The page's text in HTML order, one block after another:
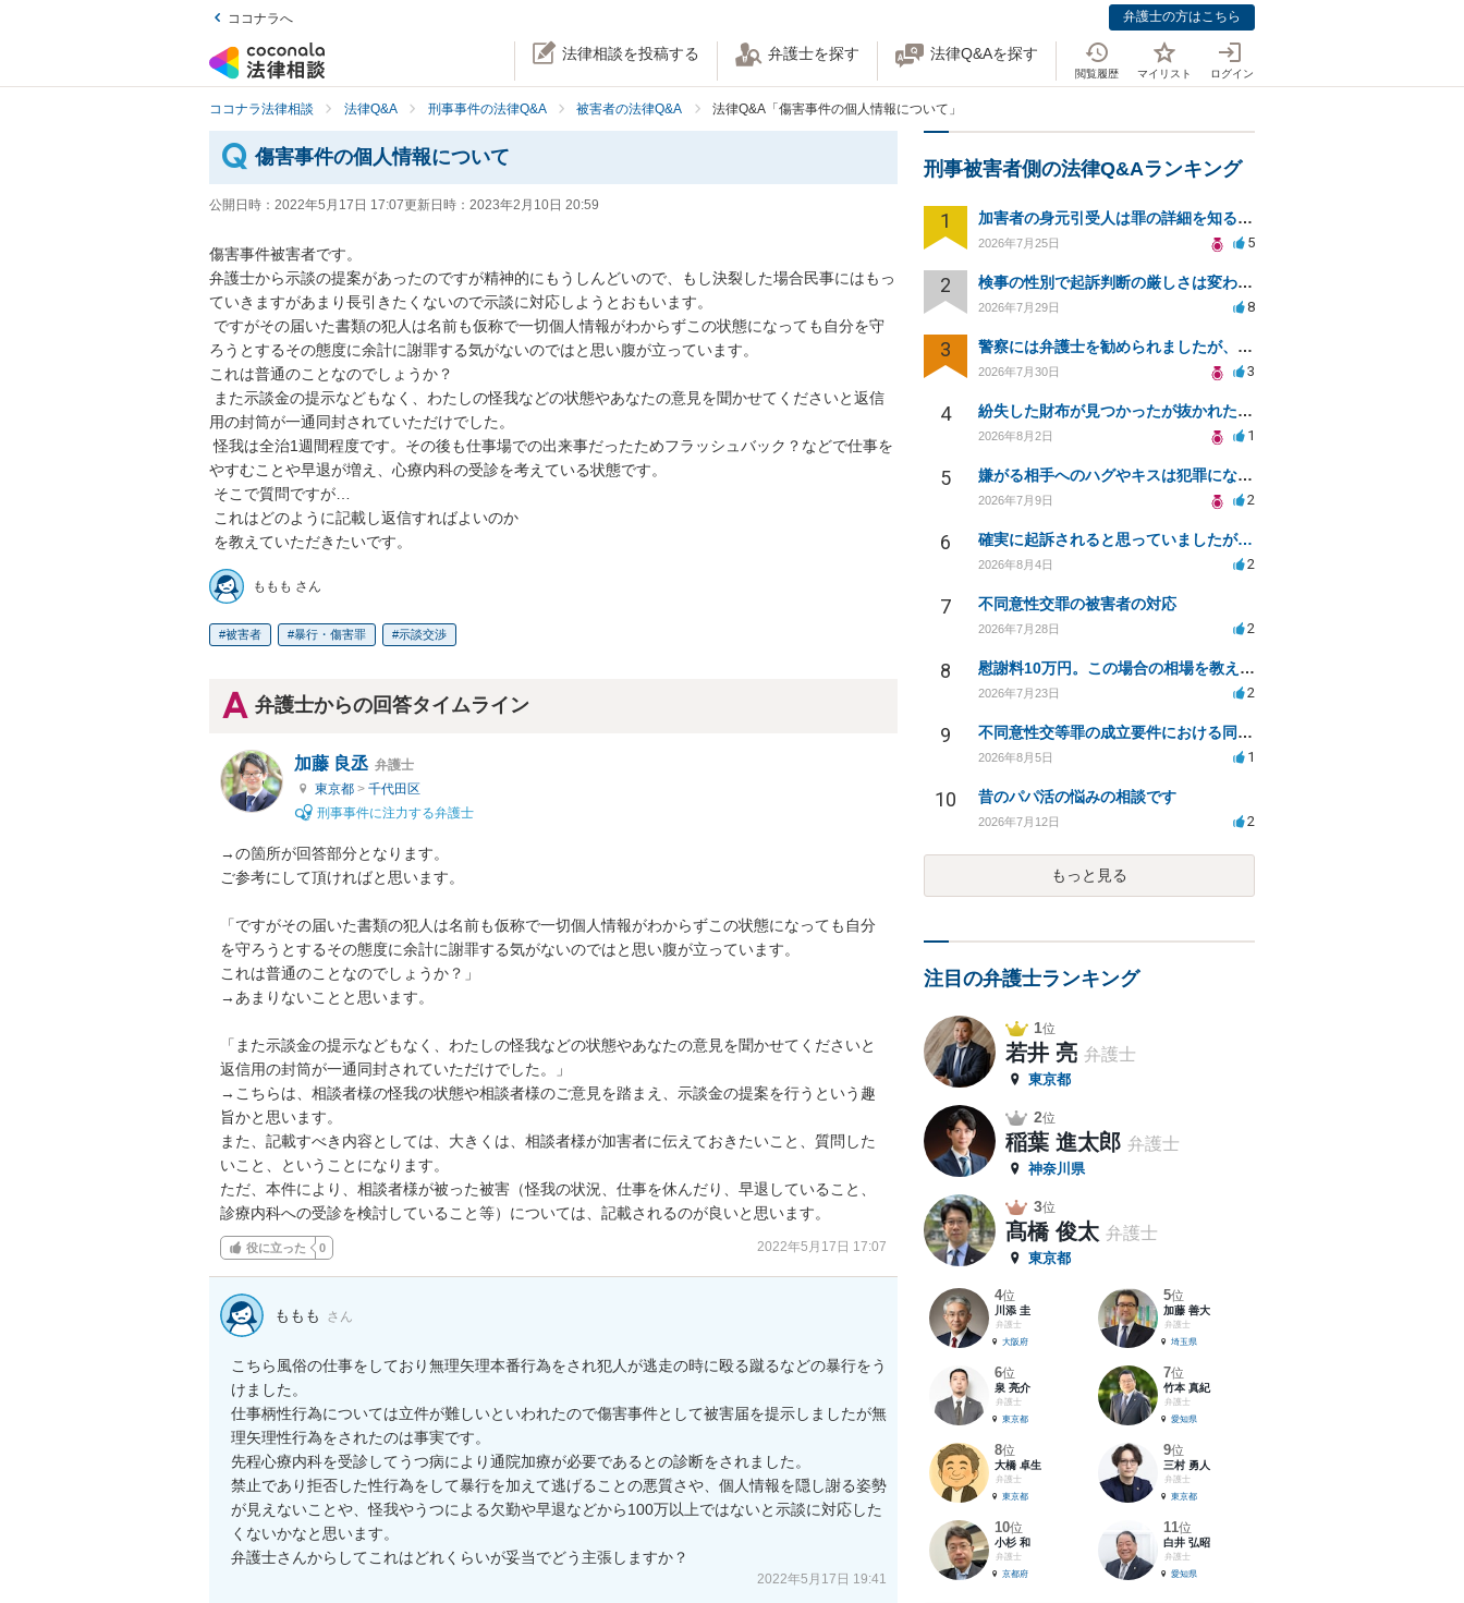
ココナラへ 弁護士の方はこちら
法律相談を投稿する 弁護士を探す 法律Q&Aを探す
閲覧履歴 マイリスト ログイン
ココナラ法律相談 法律Q&A 刑事事件の法律Q&A 被害者の法律Q&A 法律Q&A「傷害事件の個人情報について」
傷害事件の個人情報について
公開日時： 2022年5月17日 17:07更新日時： 2023年2月10日 20:59
傷害事件被害者です。
弁護士から示談の提案があったのですが精神的にもうしんどいので、もし決裂した場合民事にはもっ
ていきますがあまり長引きたくないので示談に対応しようとおもいます。
ろうとするその態度に余計に謝罪する気がないのではと思い腹が立っています。
これは普通のことなのでしょうか？
用の封筒が一通同封されていただけでした。
怪我は全治1週間程度です。その後も仕事場での出来事だったためフラッシュバック？などで仕事を
やすむことや早退が増え、心療内科の受診を考えている状態です。
を教えていただきたいです。
ももも さん
被害者 暴行・傷害罪 示談交渉
弁護士からの回答タイムライン
加藤 良丞 弁護士
東京都 > 千代田区
刑事事件に注力する弁護士
→の箇所が回答部分となります。
ご参考にして頂ければと思います。
「ですがその届いた書類の犯人は名前も仮称で一切個人情報がわからずこの状態になっても自分
を守ろうとするその態度に余計に謝罪する気がないのではと思い腹が立っています。
これは普通のことなのでしょうか？」
→あまりないことと思います。
「また示談金の提示などもなく、わたしの怪我などの状態やあなたの意見を聞かせてくださいと
返信用の封筒が一通同封されていただけでした。」
→こちらは、相談者様の怪我の状態や相談者様のご意見を踏まえ、示談金の提案を行うという趣
旨かと思います。
また、記載すべき内容としては、大きくは、相談者様が加害者に伝えておきたいこと、質問した
いこと、ということになります。
ただ、本件により、相談者様が被った被害（怪我の状況、仕事を休んだり、早退していること、
診療内科への受診を検討していること等）については、記載されるのが良いと思います。
役に立った 0 2022年5月17日 17:07
ももも さん
こちら風俗の仕事をしており無理矢理本番行為をされ犯人が逃走の時に殴る蹴るなどの暴行をう
けました。
仕事柄性行為については立件が難しいといわれたので傷害事件として被害届を提示しましたが無
理矢理性行為をされたのは事実です。
先程心療内科を受診してうつ病により通院加療が必要であるとの診断をされました。
禁止であり拒否した性行為をして暴行を加えて逃げることの悪質さや、個人情報を隠し謝る姿勢
が見えないことや、怪我やうつによる欠勤や早退などから100万以上ではないと示談に対応した
くないかなと思います。
弁護士さんからしてこれはどれくらいが妥当でどう主張しますか？
2022年5月17日 19:41
刑事被害者側の法律Q&Aランキング
1 加害者の身元引受人は罪の詳細を知ることができるか？
2026年7月25日 5
2 検事の性別で起訴判断の厳しさは変わるのか知りたい
2026年7月29日 8
3 警察には弁護士を勧められましたが、費用対効果で依頼をすることを躊躇しています。
2026年7月30日 3
4 紛失した財布が見つかったが抜かれた現金について
2026年8月2日 1
5 嫌がる相手へのハグやキスは犯罪にならないのか？
2026年7月9日 2
6 確実に起訴されると思っていましたが…
2026年8月4日 2
7 不同意性交罪の被害者の対応
2026年7月28日 2
8 慰謝料10万円。この場合の相場を教えてください。
2026年7月23日 2
9 不同意性交等罪の成立要件における同意とアルコールの影響
2026年8月5日 1
10 昔のパパ活の悩みの相談です
2026年7月12日 2
もっと見る
注目の弁護士ランキング
1位
若井 亮 弁護士
東京都
2位
稲葉 進太郎 弁護士
神奈川県
3位
髙橋 俊太 弁護士
東京都
4位
川添 圭
弁護士
大阪府
5位
加藤 善大
弁護士
埼玉県
6位
泉 亮介
弁護士
東京都
7位
竹本 真紀
弁護士
愛知県
8位
大橋 卓生
弁護士
東京都
9位
三村 勇人
弁護士
東京都
10位
小杉 和
弁護士
京都府
11位
白井 弘昭
弁護士
愛知県